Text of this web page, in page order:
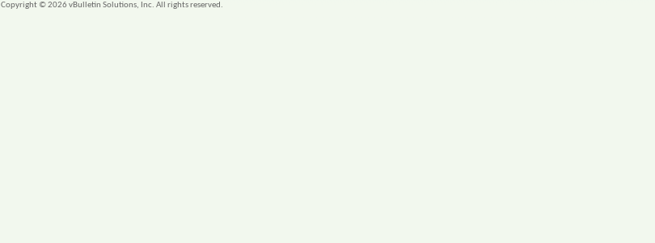
Copyright © 2026 vBulletin Solutions, Inc. All rights reserved.